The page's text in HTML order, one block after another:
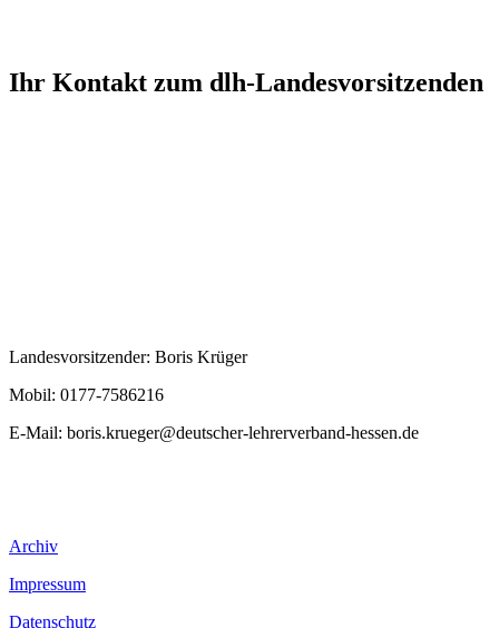
Ihr Kontakt zum dlh-Landesvorsitzenden
Landesvorsitzender: Boris Krüger
Mobil: 0177-7586216
E-Mail: boris.krueger@deutscher-lehrerverband-hessen.de
Archiv
Impressum
Datenschutz